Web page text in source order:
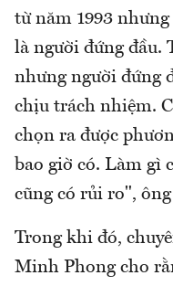
từ năm 1993
là người đứng đầu.
nhưng người đứng
chịu trách nhiệm.
chọn ra được
bao giờ có. Làm gì
cũng có rủi ro",
Trong khi đó,
Minh Phong cho